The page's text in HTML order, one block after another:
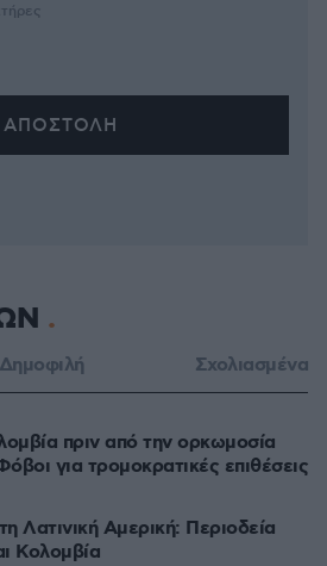
Δημοφιλή Σχολιασμένα
πριν από την ορκωμοσία
για τρομοκρατικές επιθέσεις
Λατινική Αμερική: Περιοδεία
Κολομβία